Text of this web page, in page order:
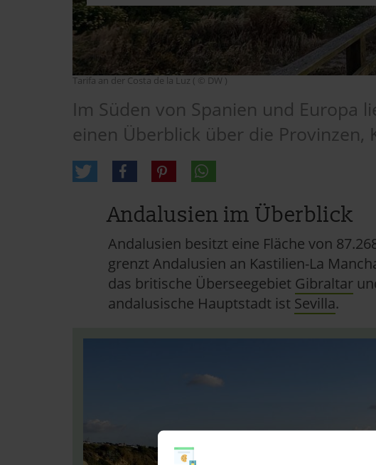
Tarifa an der Costa de la Luz ( © DW )
Im Süden von Spanien und Europa
einen Überblick über die Provinzen,
Andalusien im Überblick
Andalusien besitzt eine Fläche von
grenzt Andalusien an Kastilien-La
das britische Überseegebiet Gibraltar
andalusische Hauptstadt ist Sevilla.